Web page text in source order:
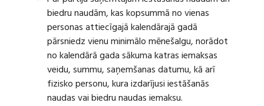
biedru naudām, kas kopsummā no vienas
personas attiecīgajā kalendārajā gadā
pārsniedz vienu minimālo mēnešalgu, norādot
no kalendārā gada sākuma katras iemaksas
veidu, summu, saņemšanas datumu, kā arī
fizisko personu, kura izdarījusi iestāšanās
naudas vai biedru naudas iemaksu.